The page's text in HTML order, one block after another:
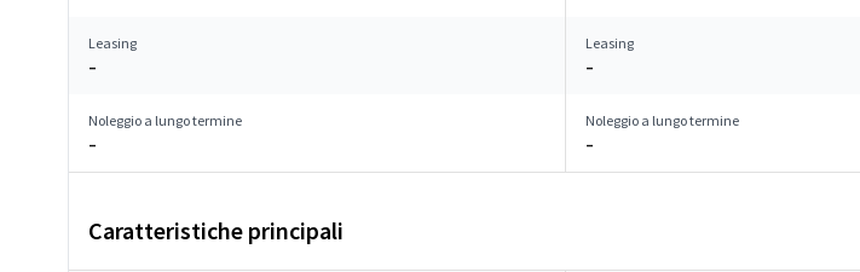
Leasing
–
Leasing
–
Noleggio a lungo termine
–
Noleggio a lungo termine
–
Caratteristiche principali